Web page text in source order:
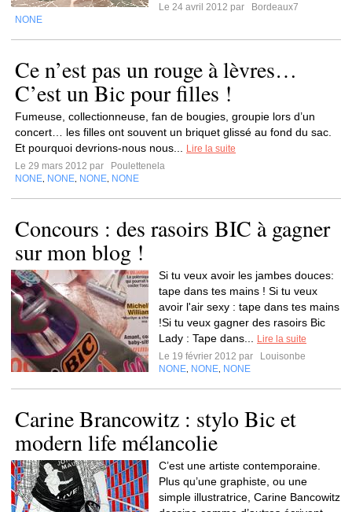
Le 24 avril 2012 par
Bordeaux7
NONE
Ce n’est pas un rouge à lèvres…
C’est un Bic pour filles !
Fumeuse, collectionneuse, fan de bougies, groupie lors d’un
concert… les filles ont souvent un briquet glissé au fond du sac.
Et pourquoi devrions-nous nous...
Lire la suite
Le 29 mars 2012 par
Poulettenela
NONE NONE NONE NONE
Concours : des rasoirs BIC à gagner
sur mon blog !
Si tu veux avoir les jambes douces:
tape dans tes mains ! Si tu veux
avoir l'air sexy : tape dans tes mains
!Si tu veux gagner des rasoirs Bic
Lady : Tape dans...
Lire la suite
Le 19 février 2012 par
Louisonbe
NONE NONE NONE
Carine Brancowitz : stylo Bic et
modern life mélancolie
C’est une artiste contemporaine.
Plus qu’une graphiste, ou une
simple illustratrice, Carine Bancowitz